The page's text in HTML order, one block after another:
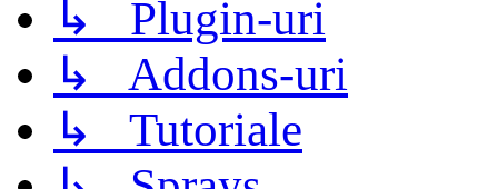
↳ Plugin-uri
↳ Addons-uri
↳ Tutoriale